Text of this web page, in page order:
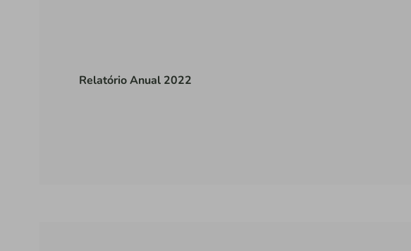
Relatório Anual 2022